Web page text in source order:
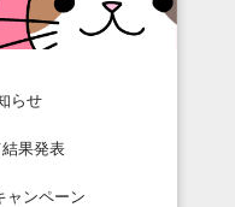
らせ
果発表
ャンペーン